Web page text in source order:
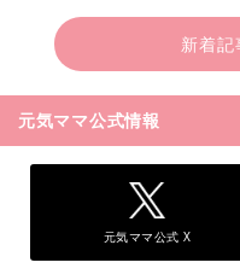
新着記
元気ママ公式情報
元気ママ公式 X